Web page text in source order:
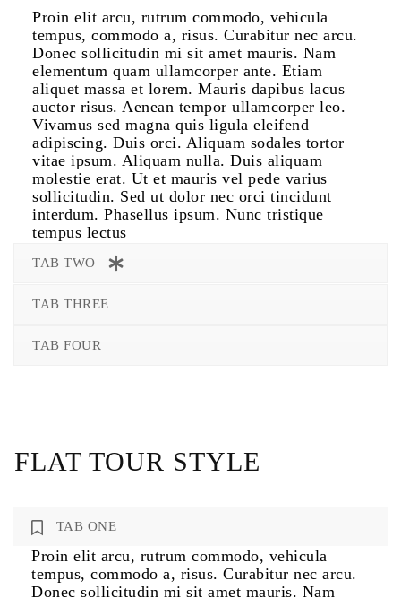
Proin elit arcu, rutrum commodo, vehicula
tempus, commodo a, risus. Curabitur nec arcu.
Donec sollicitudin mi sit amet mauris. Nam
elementum quam ullamcorper ante. Etiam
aliquet massa et lorem. Mauris dapibus lacus
auctor risus. Aenean tempor ullamcorper leo.
Vivamus sed magna quis ligula eleifend
adipiscing. Duis orci. Aliquam sodales tortor
vitae ipsum. Aliquam nulla. Duis aliquam
molestie erat. Ut et mauris vel pede varius
sollicitudin. Sed ut dolor nec orci tincidunt
interdum. Phasellus ipsum. Nunc tristique
tempus lectus
TAB TWO
TAB THREE
TAB FOUR
FLAT TOUR STYLE
TAB ONE
Proin elit arcu, rutrum commodo, vehicula
tempus, commodo a, risus. Curabitur nec arcu.
Donec sollicitudin mi sit amet mauris. Nam